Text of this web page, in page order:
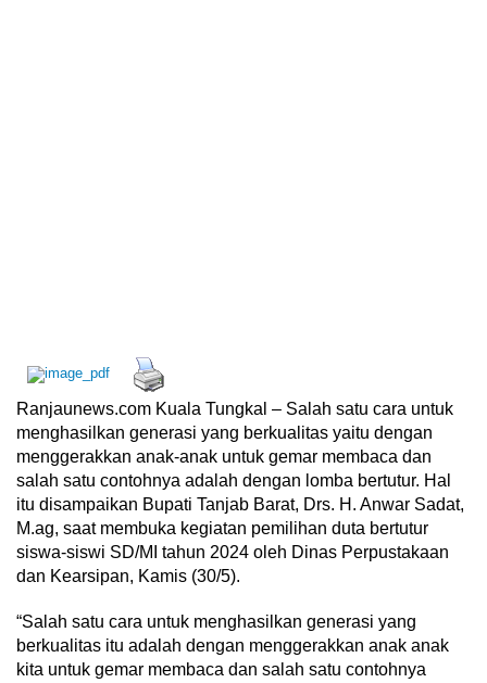
Ranjaunews.com Kuala Tungkal – Salah satu cara untuk
menghasilkan generasi yang berkualitas yaitu dengan
menggerakkan anak-anak untuk gemar membaca dan
salah satu contohnya adalah dengan lomba bertutur. Hal
itu disampaikan Bupati Tanjab Barat, Drs. H. Anwar Sadat,
M.ag, saat membuka kegiatan pemilihan duta bertutur
siswa-siswi SD/MI tahun 2024 oleh Dinas Perpustakaan
dan Kearsipan, Kamis (30/5).
“Salah satu cara untuk menghasilkan generasi yang
berkualitas itu adalah dengan menggerakkan anak anak
kita untuk gemar membaca dan salah satu contohnya